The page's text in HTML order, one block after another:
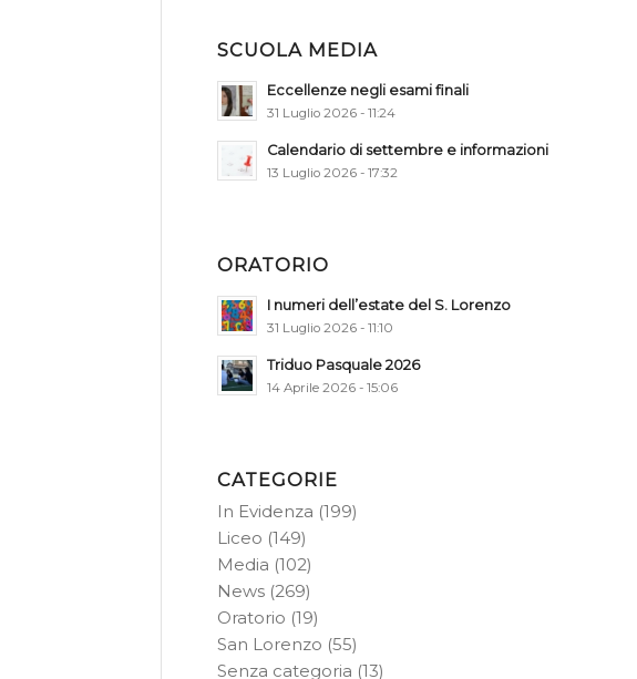
SCUOLA MEDIA
Eccellenze negli esami finali
31 Luglio 2026 - 11:24
Calendario di settembre e informazioni
13 Luglio 2026 - 17:32
ORATORIO
I numeri dell’estate del S. Lorenzo
31 Luglio 2026 - 11:10
Triduo Pasquale 2026
14 Aprile 2026 - 15:06
CATEGORIE
In Evidenza (199)
Liceo (149)
Media (102)
News (269)
Oratorio (19)
San Lorenzo (55)
Senza categoria (13)